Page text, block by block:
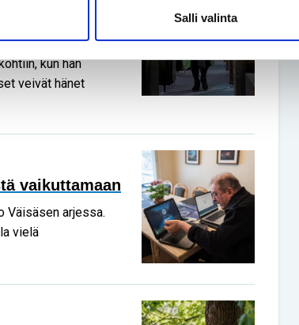
Salli valinta
mahdollisuus
kun hän
veivät hänet
vaikuttamaan
Väisäsen arjessa.
vielä